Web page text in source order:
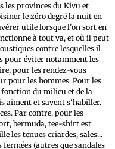
les provinces du Kivu et
le zéro degré la nuit en
utile lorsque l'on sort en
à tout va, et où il peut
contre lesquelles il
pour éviter notamment les
pour les rendez-vous
pour les hommes. Pour les
du milieu et de la
aiment et savent s'habiller.
Par contre, pour les
bermuda, tee-shirt est
les tenues criardes, sales...
(autres que sandales